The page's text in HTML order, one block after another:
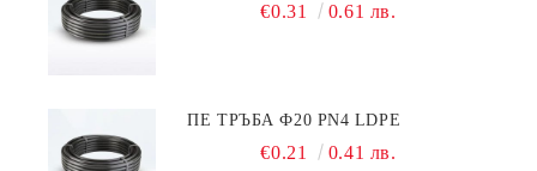
€0.31 0.61 лв.
ПЕ ТРЪБА Ф20 PN4 LDPE
€0.21 0.41 лв.